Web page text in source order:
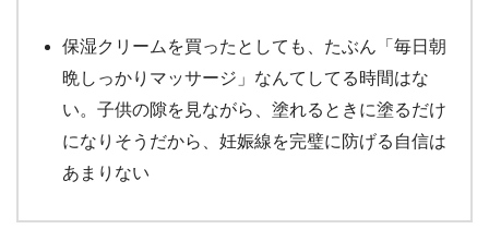
保湿クリームを買ったとしても、たぶん「毎日朝
晩しっかりマッサージ」なんてしてる時間はな
い。子供の隙を見ながら、塗れるときに塗るだけ
になりそうだから、妊娠線を完璧に防げる自信は
あまりない